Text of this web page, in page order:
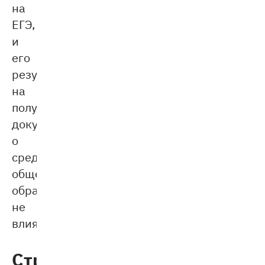
на
ЕГЭ,
и
его
результат
на
получение
документа
о
среднем
общем
образовании
не
влияет.
Структура